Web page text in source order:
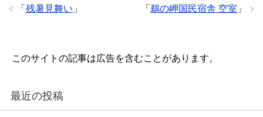
「 鵜の岬国民宿舎 空室 」
「 残暑見舞い 」
このサイトの記事は広告を含むことがあります。
最近の投稿